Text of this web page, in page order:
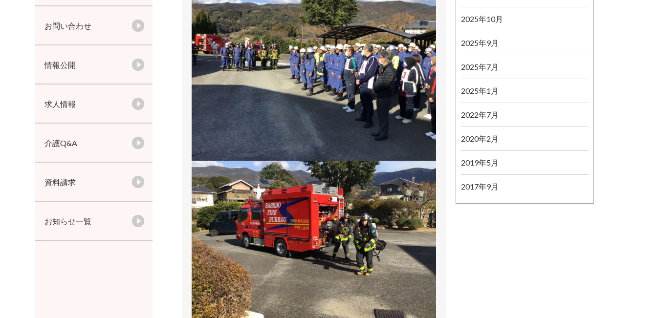
お問い合わせ
情報公開
求人情報
介護Q&A
資料請求
お知らせ一覧
2025年10月
2025年9月
2025年7月
2025年1月
2022年7月
2020年2月
2019年5月
2017年9月